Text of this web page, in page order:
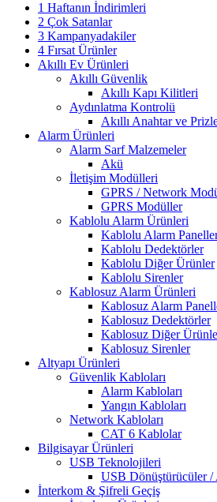
1 Haftanın İndirimleri
2 Çok Satanlar
3 Kampanyadakiler
4 Fırsat Ürünler
Akıllı Ev Ürünleri
Akıllı Güvenlik
Akıllı Kapı Kilitleri
Aydınlatma Kontrolü
Akıllı Anahtar ve
Alarm Ürünleri
Alarm Sarf Malzemeler
Akü
İletişim Modülleri
GPRS / Network
GPRS Modüller
Kablolu Alarm Ürünleri
Kablolu Alarm
Kablolu Dedektörler
Kablolu Diğer Ürünler
Kablolu Sirenler
Kablosuz Alarm Ürünleri
Kablosuz Alarm
Kablosuz Dedektörler
Kablosuz Diğer
Kablosuz Sirenler
Altyapı Ürünleri
Güvenlik Kabloları
Alarm Kabloları
Yangın Kabloları
Network Kabloları
CAT 6 Kablolar
Bilgisayar Ürünleri
USB Teknolojileri
USB Dönüştürücüler /
İnterkom & Şifreli Geçiş